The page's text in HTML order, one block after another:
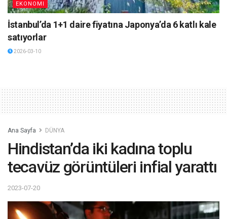
EKONOMI
İstanbul’da 1+1 daire fiyatına Japonya’da 6 katlı kale
satıyorlar
2026-03-10
Ana Sayfa DÜNYA
Hindistan’da iki kadına toplu
tecavüz görüntüleri infial yarattı
2023-07-20